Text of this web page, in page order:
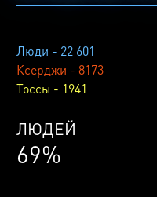
Люди - 22 601
Ксерджи - 8173
Тоссы - 1941
КСЕРДЖЕЙ
24%